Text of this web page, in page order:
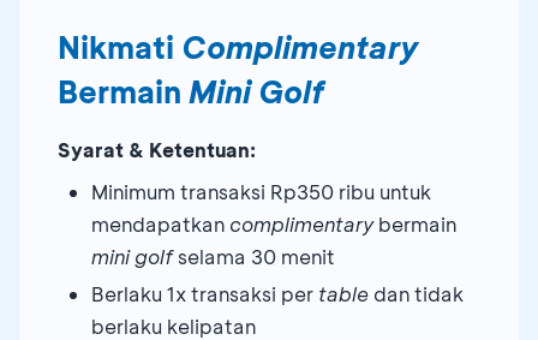
Nikmati Complimentary
Bermain Mini Golf
Syarat & Ketentuan:
Minimum transaksi Rp350 ribu untuk
mendapatkan complimentarybermain
mini golfselama 30 menit
Berlaku 1x transaksi per table dan tidak
berlaku kelipatan